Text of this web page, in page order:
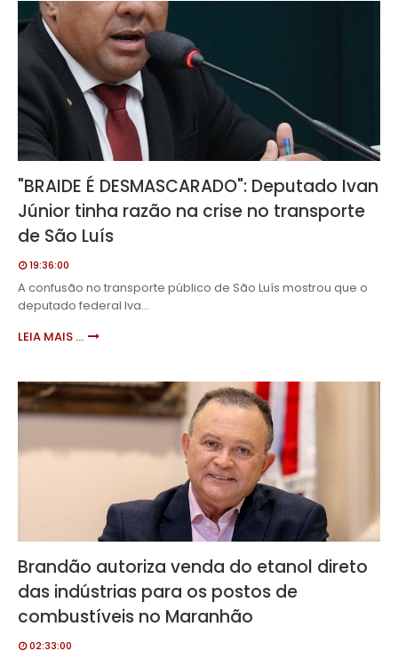
"BRAIDE É DESMASCARADO": Deputado Ivan
Júnior tinha razão na crise no transporte
de São Luís
19:36:00
A confusão no transporte público de São Luís mostrou que o
deputado federal Iva…
LEIA MAIS ...
Brandão autoriza venda do etanol direto
das indústrias para os postos de
combustíveis no Maranhão
02:33:00